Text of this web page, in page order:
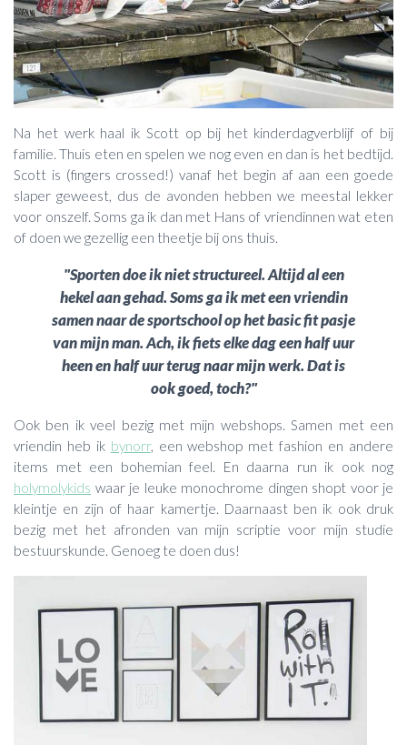
Na het werk haal ik Scott op bij het kinderdagverblijf of bij
familie. Thuis eten en spelen we nog even en dan is het bedtijd.
Scott is (fingers crossed!) vanaf het begin af aan een goede
slaper geweest, dus de avonden hebben we meestal lekker
voor onszelf. Soms ga ik dan met Hans of vriendinnen wat eten
of doen we gezellig een theetje bij ons thuis.
"Sporten doe ik niet structureel. Altijd al een
hekel aan gehad. Soms ga ik met een vriendin
samen naar de sportschool op het basic fit pasje
van mijn man. Ach, ik fiets elke dag een half uur
heen en half uur terug naar mijn werk. Dat is
ook goed, toch?"
Ook ben ik veel bezig met mijn webshops. Samen met een
vriendin heb ik bynorr, een webshop met fashion en andere
items met een bohemian feel. En daarna run ik ook nog
holymolykids waar je leuke monochrome dingen shopt voor je
kleintje en zijn of haar kamertje. Daarnaast ben ik ook druk
bezig met het afronden van mijn scriptie voor mijn studie
bestuurskunde. Genoeg te doen dus!